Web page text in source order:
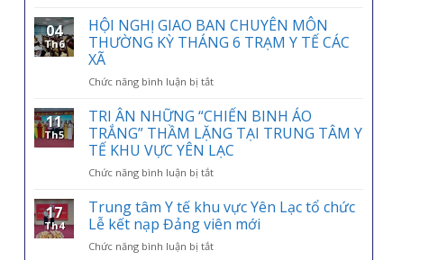
TẾ
VIỆT
BẢO
Y
TẾ
ĐIỂM
TỰA
SINH,
CHÌA
BẢO
DẪN
TÍCH
HỢP
BẢO
Y
TẾ
VÀO
ỨNG
DỤNG
04
Th6
HỘI NGHỊ GIAO BAN CHUYÊN MÔN
THƯỜNG KỲ THÁNG 6 TRẠM Y TẾ CÁC
XÃ
Chức năng bình luận bị tắtở
NGHỊ
GIAO
BAN
CHUYÊN
MÔN
KỲ
THÁNG
6
TRẠM
11
Th5
TRI ÂN NHỮNG “CHIẾN BINH ÁO
TRẮNG” THẦM LẶNG TẠI TRUNG TÂM Y
TẾ KHU VỰC YÊN LẠC
Chức năng bình luận bị tắtở
ÂN
NHỮNG
“CHIẾN
BINH
17
Th4
Trung tâm Y tế khu vực Yên Lạc tổ chức
Lễ kết nạp Đảng viên mới
Chức năng bình luận bị tắtở